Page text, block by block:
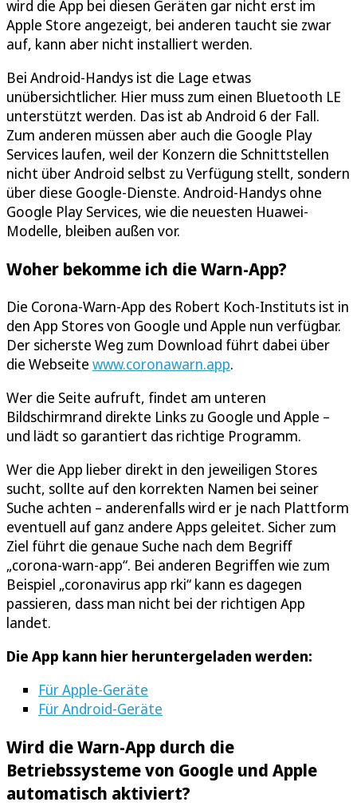
wird die App bei diesen Geräten gar nicht erst im
Apple Store angezeigt, bei anderen taucht sie zwar
auf, kann aber nicht installiert werden.
Bei Android-Handys ist die Lage etwas
unübersichtlicher. Hier muss zum einen Bluetooth LE
unterstützt werden. Das ist ab Android 6 der Fall.
Zum anderen müssen aber auch die Google Play
Services laufen, weil der Konzern die Schnittstellen
nicht über Android selbst zu Verfügung stellt, sondern
über diese Google-Dienste. Android-Handys ohne
Google Play Services, wie die neuesten Huawei-
Modelle, bleiben außen vor.
Woher bekomme ich die Warn-App?
Die Corona-Warn-App des Robert Koch-Instituts ist in
den App Stores von Google und Apple nun verfügbar.
Der sicherste Weg zum Download führt dabei über
die Webseite www.coronawarn.app.
Wer die Seite aufruft, findet am unteren
Bildschirmrand direkte Links zu Google und Apple –
und lädt so garantiert das richtige Programm.
Wer die App lieber direkt in den jeweiligen Stores
sucht, sollte auf den korrekten Namen bei seiner
Suche achten – anderenfalls wird er je nach Plattform
eventuell auf ganz andere Apps geleitet. Sicher zum
Ziel führt die genaue Suche nach dem Begriff
„corona-warn-app“. Bei anderen Begriffen wie zum
Beispiel „coronavirus app rki“ kann es dagegen
passieren, dass man nicht bei der richtigen App
landet.
Die App kann hier heruntergeladen werden:
Für Apple-Geräte
Für Android-Geräte
Wird die Warn-App durch die
Betriebssysteme von Google und Apple
automatisch aktiviert?